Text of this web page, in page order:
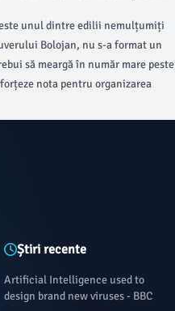
unul dintre edilii nemulțumiți
Bolojan, nu s-a format un
să meargă în număr mare peste
nota pentru organizarea
Știri recente
Artificial Intelligence used to
design brand new viruses - BBC